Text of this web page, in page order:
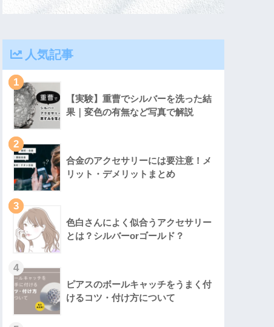
人気記事
1
【実験】重曹でシルバーを洗った結
果｜変色の有無など写真で解説
2
合金のアクセサリーには要注意！メ
リット・デメリットまとめ
3
色白さんによく似合うアクセサリー
とは？シルバーorゴールド？
4
ピアスのボールキャッチをうまく付
けるコツ・付け方について